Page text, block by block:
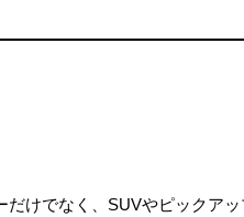
けでなく、SUVやピックアッ